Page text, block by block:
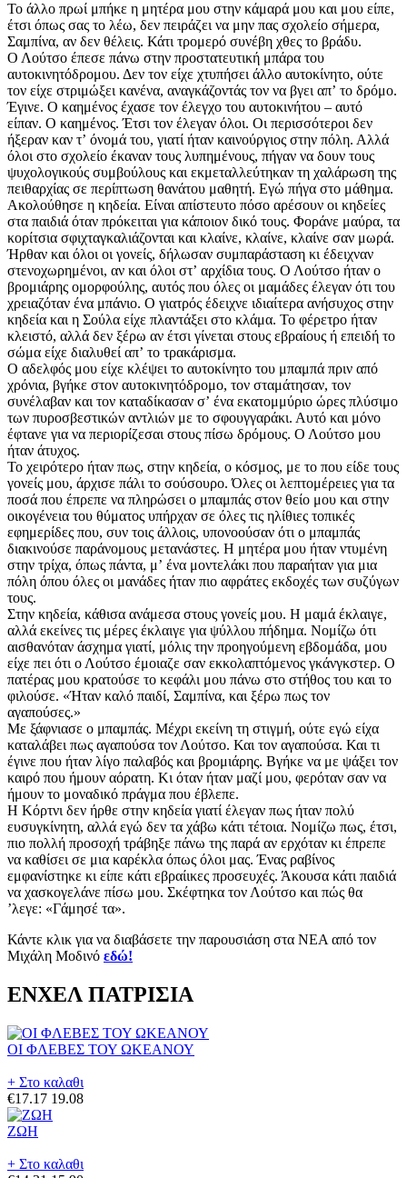
Το άλλο πρωί μπήκε η μητέρα μου στην κάμαρά μου και μου είπε,
έτσι όπως σας το λέω, δεν πειράζει να μην πας σχολείο σήμερα,
Σαμπίνα, αν δεν θέλεις. Κάτι τρομερό συνέβη χθες το βράδυ.
Ο Λούτσο έπεσε πάνω στην προστατευτική μπάρα του
αυτοκινητόδρομου. Δεν τον είχε χτυπήσει άλλο αυτοκίνητο, ούτε
τον είχε στριμώξει κανένα, αναγκάζοντάς τον να βγει απʼ το δρόμο.
Έγινε. Ο καημένος έχασε τον έλεγχο του αυτοκινήτου – αυτό
είπαν. Ο καημένος. Έτσι τον έλεγαν όλοι. Οι περισσότεροι δεν
ήξεραν καν τʼ όνομά του, γιατί ήταν καινούργιος στην πόλη. Αλλά
όλοι στο σχολείο έκαναν τους λυπημένους, πήγαν να δουν τους
ψυχολογικούς συμβούλους και εκμεταλλεύτηκαν τη χαλάρωση της
πειθαρχίας σε περίπτωση θανάτου μαθητή. Εγώ πήγα στο μάθημα.
Ακολούθησε η κηδεία. Είναι απίστευτο πόσο αρέσουν οι κηδείες
στα παιδιά όταν πρόκειται για κάποιον δικό τους. Φοράνε μαύρα, τα
κορίτσια σφιχταγκαλιάζονται και κλαίνε, κλαίνε, κλαίνε σαν μωρά.
Ήρθαν και όλοι οι γονείς, δήλωσαν συμπαράσταση κι έδειχναν
στενοχωρημένοι, αν και όλοι στʼ αρχίδια τους. Ο Λούτσο ήταν ο
βρομιάρης ομορφούλης, αυτός που όλες οι μαμάδες έλεγαν ότι του
χρειαζόταν ένα μπάνιο. Ο γιατρός έδειχνε ιδιαίτερα ανήσυχος στην
κηδεία και η Σούλα είχε πλαντάξει στο κλάμα. Το φέρετρο ήταν
κλειστό, αλλά δεν ξέρω αν έτσι γίνεται στους εβραίους ή επειδή το
σώμα είχε διαλυθεί απʼ το τρακάρισμα.
Ο αδελφός μου είχε κλέψει το αυτοκίνητο του μπαμπά πριν από
χρόνια, βγήκε στον αυτοκινητόδρομο, τον σταμάτησαν, τον
συνέλαβαν και τον καταδίκασαν σʼ ένα εκατομμύριο ώρες πλύσιμο
των πυροσβεστικών αντλιών με το σφουγγαράκι. Αυτό και μόνο
έφτανε για να περιορίζεσαι στους πίσω δρόμους. Ο Λούτσο μου
ήταν άτυχος.
Το χειρότερο ήταν πως, στην κηδεία, ο κόσμος, με το που είδε τους
γονείς μου, άρχισε πάλι το σούσουρο. Όλες οι λεπτομέρειες για τα
ποσά που έπρεπε να πληρώσει ο μπαμπάς στον θείο μου και στην
οικογένεια του θύματος υπήρχαν σε όλες τις ηλίθιες τοπικές
εφημερίδες που, συν τοις άλλοις, υπονοούσαν ότι ο μπαμπάς
διακινούσε παράνομους μετανάστες. Η μητέρα μου ήταν ντυμένη
στην τρίχα, όπως πάντα, μʼ ένα μοντελάκι που παραήταν για μια
πόλη όπου όλες οι μανάδες ήταν πιο αφράτες εκδοχές των συζύγων
τους.
Στην κηδεία, κάθισα ανάμεσα στους γονείς μου. Η μαμά έκλαιγε,
αλλά εκείνες τις μέρες έκλαιγε για ψύλλου πήδημα. Νομίζω ότι
αισθανόταν άσχημα γιατί, μόλις την προηγούμενη εβδομάδα, μου
είχε πει ότι ο Λούτσο έμοιαζε σαν εκκολαπτόμενος γκάνγκστερ. Ο
πατέρας μου κρατούσε το κεφάλι μου πάνω στο στήθος του και το
φιλούσε. «Ήταν καλό παιδί, Σαμπίνα, και ξέρω πως τον
αγαπούσες.»
Με ξάφνιασε ο μπαμπάς. Μέχρι εκείνη τη στιγμή, ούτε εγώ είχα
καταλάβει πως αγαπούσα τον Λούτσο. Και τον αγαπούσα. Και τι
έγινε που ήταν λίγο παλαβός και βρομιάρης. Βγήκε να με ψάξει τον
καιρό που ήμουν αόρατη. Κι όταν ήταν μαζί μου, φερόταν σαν να
ήμουν το μοναδικό πράγμα που έβλεπε.
Η Κόρτνι δεν ήρθε στην κηδεία γιατί έλεγαν πως ήταν πολύ
ευσυγκίνητη, αλλά εγώ δεν τα χάβω κάτι τέτοια. Νομίζω πως, έτσι,
πιο πολλή προσοχή τράβηξε πάνω της παρά αν ερχόταν κι έπρεπε
να καθίσει σε μια καρέκλα όπως όλοι μας. Ένας ραβίνος
εμφανίστηκε κι είπε κάτι εβραίικες προσευχές. Άκουσα κάτι παιδιά
να χασκογελάνε πίσω μου. Σκέφτηκα τον Λούτσο και πώς θα
ʼλεγε: «Γάμησέ τα».
Κάντε κλικ για να διαβάσετε την παρουσιάση στα ΝΕΑ από τον
Μιχάλη Μοδινό εδώ!
ΕΝΧΕΛ ΠΑΤΡΙΣΙΑ
ΟΙ ΦΛΕΒΕΣ ΤΟΥ ΩΚΕΑΝΟΥ
+ Στο καλαθι
€17.17 19.08
ΖΩΗ
+ Στο καλαθι